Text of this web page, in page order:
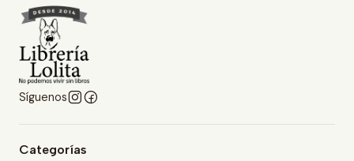
Síguenos
Categorías